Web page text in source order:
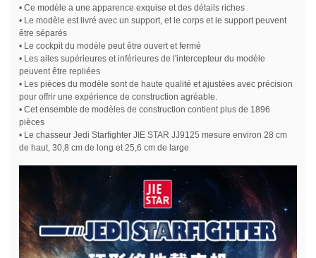
• Ce modèle a une apparence exquise et des détails riches
• Le modèle est livré avec un support, et le corps et le support peuvent
être séparés
• Le cockpit du modèle peut être ouvert et fermé
• Les ailes supérieures et inférieures de l'intercepteur du modèle
peuvent être repliées
• Les pièces du modèle sont de haute qualité et ajustées avec précision
pour offrir une expérience de construction agréable.
• Cet ensemble de modèles de construction contient plus de 1896
pièces
• Le chasseur Jedi Starfighter JIE STAR JJ9125 mesure environ 28 cm
de haut, 30,8 cm de long et 25,6 cm de large